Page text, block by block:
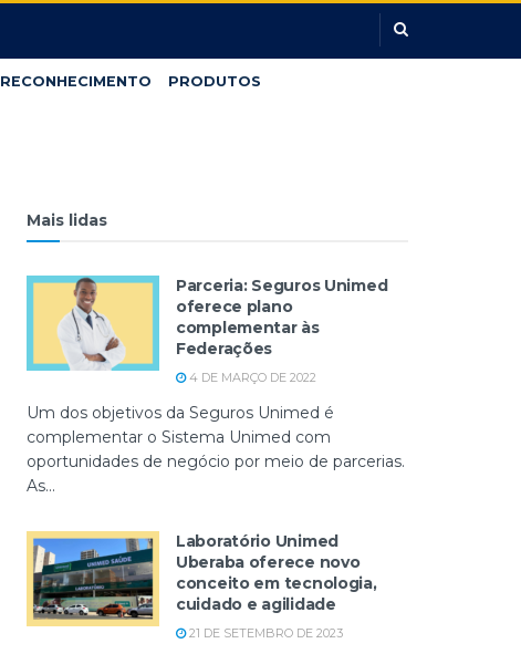
RECONHECIMENTO PRODUTOS
Mais lidas
Parceria: Seguros Unimed
oferece plano
complementar às
Federações
4 DE MARÇO DE 2022
Um dos objetivos da Seguros Unimed é
complementar o Sistema Unimed com
oportunidades de negócio por meio de parcerias.
As...
Laboratório Unimed
Uberaba oferece novo
conceito em tecnologia,
cuidado e agilidade
21 DE SETEMBRO DE 2023